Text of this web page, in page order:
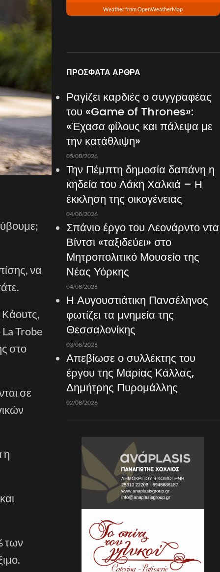
να
Κάουτς,
Trobe
στο
σε
η
των
Weather from OpenWeatherMap
ΠΡΌΣΦΑΤΑ ΆΡΘΡΑ
Ραγίζει καρδιές ο συγγραφέας
του «Game of Thrones»:
«Έχασα φίλους και πάλεψα με
την κατάθλιψη»
05/08/2026
Την Πέμπτη δημοσία δαπάνη η
κηδεία του Λάκη Χαλκιά – Η
έκκληση της οικογένειας
04/08/2026
Σπάνιο έργο του Λεονάρντο ντα
Βίντσι «ταξιδεύει» στο
Μητροπολιτικό Μουσείο της
Νέας Υόρκης
04/08/2026
Η Αυγουστιάτικη Πανσέληνος
φωτίζει τα μνημεία της
Θεσσαλονίκης
03/08/2026
Απεβίωσε ο συλλέκτης του
έργου της Μαρίας Κάλλας,
Δημήτρης Πυρομάλλης
02/08/2026